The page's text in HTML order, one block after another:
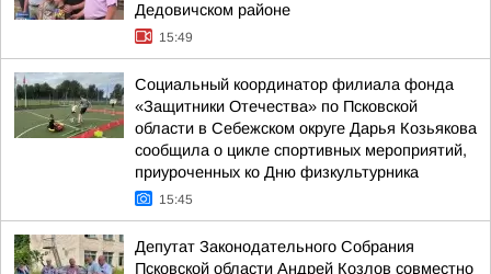
Дедовичском районе
15:49
Социальный координатор филиала фонда
«Защитники Отечества» по Псковской
области в Себежском округе Дарья Козьякова
сообщила о цикле спортивных мероприятий,
приуроченных ко Дню физкультурника
15:45
Депутат Законодательного Собрания
Псковской области Андрей Козлов совместно